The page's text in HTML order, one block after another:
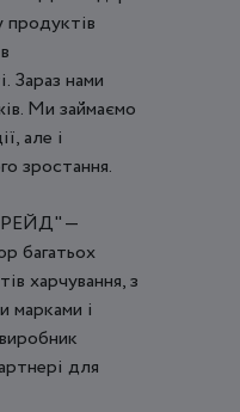
Зараз нами
Ми займаємо
але і
зростання.
—
багатьох
харчування, з
марками і
для